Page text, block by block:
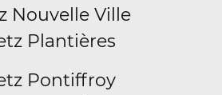
Nouvelle Ville
Plantières
Pontiffroy